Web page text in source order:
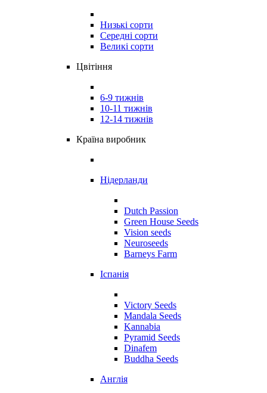
Низькі сорти
Середні сорти
Великі сорти
Цвітіння
6-9 тижнів
10-11 тижнів
12-14 тижнів
Країна виробник
Нідерланди
Dutch Passion
Green House Seeds
Vision seeds
Neuroseeds
Barneys Farm
Іспанія
Victory Seeds
Mandala Seeds
Kannabia
Pyramid Seeds
Dinafem
Buddha Seeds
Англія